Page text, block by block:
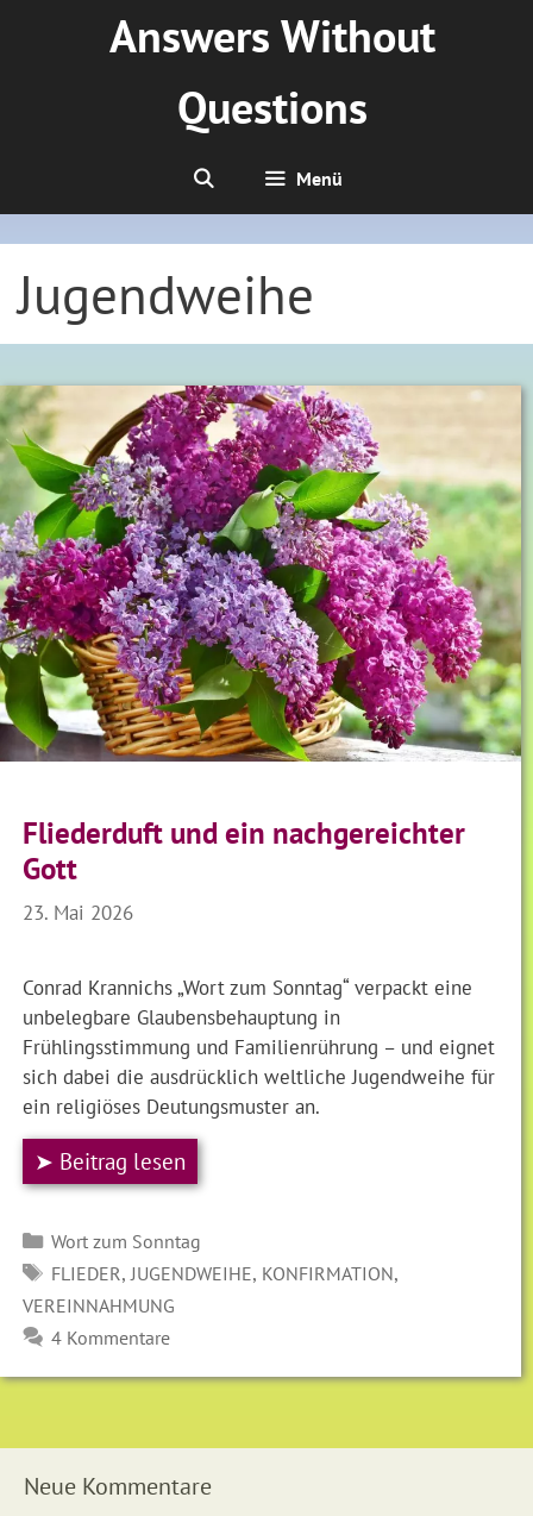
Answers Without
Questions
Menü
Jugendweihe
Fliederduft und ein nachgereichter
Gott
23. Mai 2026
Conrad Krannichs „Wort zum Sonntag“ verpackt eine
unbelegbare Glaubensbehauptung in
Frühlingsstimmung und Familienrührung – und eignet
sich dabei die ausdrücklich weltliche Jugendweihe für
ein religiöses Deutungsmuster an.
➤ Beitrag lesen
Kategorien
Wort zum Sonntag
SCHLAGWÖRTER
FLIEDER,JUGENDWEIHE, KONFIRMATION,
VEREINNAHMUNG
4 Kommentare
Neue Kommentare